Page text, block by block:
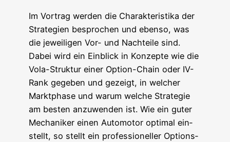
Im Vor­trag wer­den die Cha­rak­te­ris­ti­ka der
Stra­te­gien bespro­chen und eben­so, was
die jewei­li­gen Vor- und Nach­tei­le sind.
Dabei wird ein Ein­blick in Kon­zep­te wie die
Vola-Struk­tur einer Opti­on-Chain oder IV-
Rank gege­ben und gezeigt, in wel­cher
Markt­pha­se und war­um wel­che Stra­te­gie
am bes­ten anzu­wen­den ist. Wie ein guter
Mecha­ni­ker einen Auto­mo­tor opti­mal ein­
stellt, so stellt ein pro­fes­sio­nel­ler Opti­ons­